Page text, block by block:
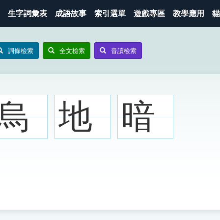
生字詞彙表 成語故事 索引選單 遊戲專區 教學應用
詞條檢索 全文檢索 音讀檢索
地 暗